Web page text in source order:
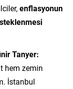
enflasyonun
Tanyer:
hem zemin
İstanbul